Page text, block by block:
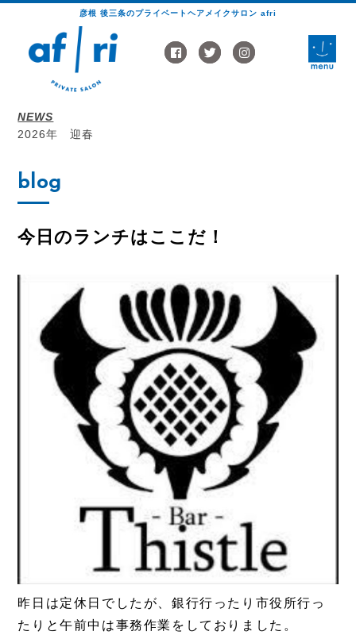
彦根 後三条のプライベートヘアメイクサロン afri
NEWS
2026年 迎春
toggle
blog
今日のランチはここだ！
昨日は定休日でしたが、銀行行ったり市役所行っ
たりと午前中は事務作業をしておりました。